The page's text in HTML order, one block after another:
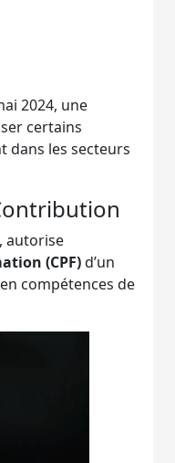
2024, une
certains
dans les secteurs
autorise
(CPF)d’un
compétences de